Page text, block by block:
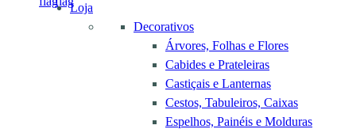
Loja
Decorativos
Árvores, Folhas e Flores
Cabides e Prateleiras
Castiçais e Lanternas
Cestos, Tabuleiros, Caixas
Espelhos, Painéis e Molduras